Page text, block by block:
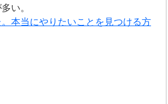
い。
本当にやりたいことを見つける方